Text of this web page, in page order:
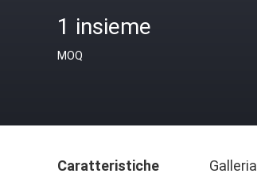
1 insieme
MOQ
Caratteristiche Galleria